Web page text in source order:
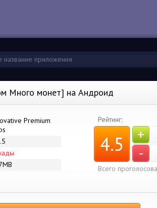
Много монет] на Андроид
Premium
Рейтинг:
4.5 +
-
Всего